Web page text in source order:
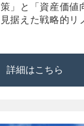
」と「資産価値
据えた戦略的リ
詳細はこちら